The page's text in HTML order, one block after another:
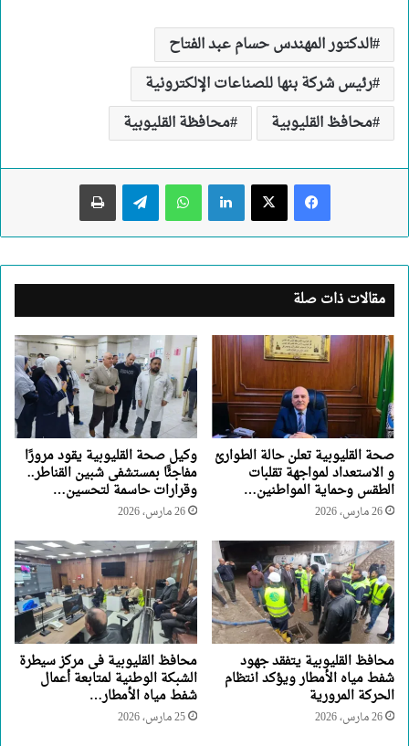
الدكتور المهندس حسام عبد الفتاح
رئيس شركة بنها للصناعات الإلكترونية
محافظ القليوبية
محافظة القليوبية
لينكدإن واتساب تيلقرام طباعة
مقالات ذات صلة
صحة القليوبية تعلن حالة الطوارئ
و الاستعداد لمواجهة تقلبات
الطقس وحماية المواطنين…
26 مارس، 2026
وكيل صحة القليوبية يقود مرورًا
مفاجئًا بمستشفى شبين القناطر..
وقرارات حاسمة لتحسين…
26 مارس، 2026
محافظ القليوبية يتفقد جهود
شفط مياه الأمطار ويؤكد انتظام
الحركة المرورية
26 مارس، 2026
محافظ القليوبية فى مركز سيطرة
الشبكة الوطنية لمتابعة أعمال
شفط مياه الأمطار…
25 مارس، 2026